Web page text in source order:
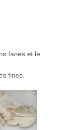
fanes et le
fines.